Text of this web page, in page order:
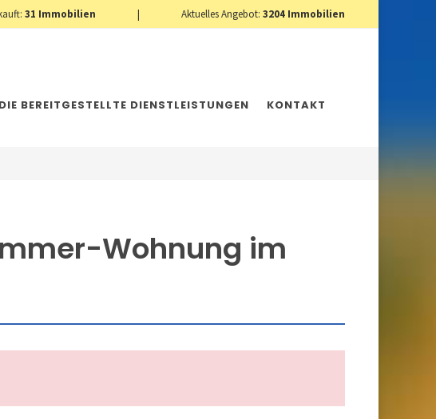
31 Immobilien | Aktuelles Angebot: 3204 Immobilien
DIE BEREITGESTELLTE DIENSTLEISTUNGEN KONTAKT
Wohnung im